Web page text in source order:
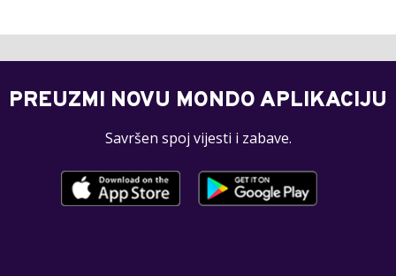
PREUZMI NOVU MONDO APLIKACIJU
Savršen spoj vijesti i zabave.